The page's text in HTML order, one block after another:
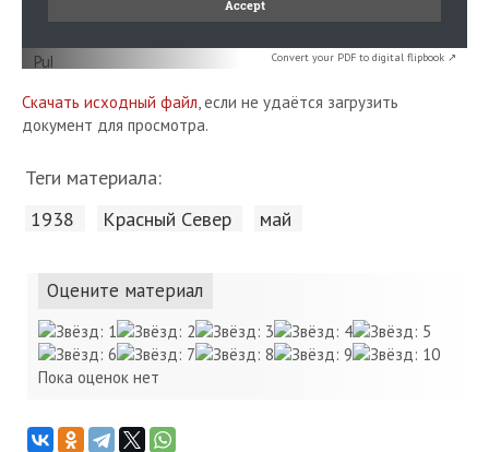
Convert your PDF to digital flipbook ↗
Скачать исходный файл, если не удаётся загрузить
документ для просмотра.
Теги материала:
1938 Красный Cевер май
Оцените материал
Пока оценок нет